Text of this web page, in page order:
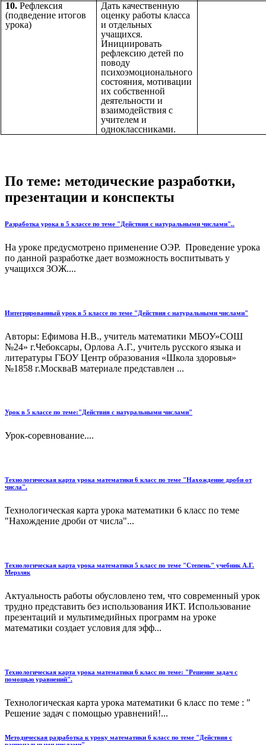
10. Рефлексия
(подведение итогов
урока)
Дать качественную
оценку работы класса
и отдельных
учащихся.
Инициировать
рефлексию детей по
поводу
психоэмоционального
состояния, мотивации
их собственной
деятельности и
взаимодействия с
учителем и
одноклассниками.
По теме: методические разработки,
презентации и конспекты
Разработка урока в 5 классе по теме "Действия с натуральными числами"..
На уроке предусмотрено применение ОЭР. Проведение урока
по данной разработке дает возможность воспитывать у
учащихся ЗОЖ....
Интегрированный урок в 5 классе по теме "Действия с натуральными числами"
Авторы: Ефимова Н.В., учитель математики МБОУ»СОШ
№24» г.Чебоксары, Орлова А.Г., учитель русского языка и
литературы ГБОУ Центр образования «Школа здоровья»
№1858 г.МоскваВ материале представлен ...
Урок в 5 классе по теме:"Действия с натуральными числами"
Урок-соревнование....
Технологическая карта урока математики 6 класс по теме "Нахождение дроби от
числа".
Технологическая карта урока математики 6 класс по теме
"Нахождение дроби от числа"...
Технологическая карта урока математики 5 класс по теме "Степень" учебник А.Г.
Мерзляк
Актуальность работы обусловлено тем, что современный урок
трудно представить без использования ИКТ. Использование
презентаций и мультимедийных программ на уроке
математики создает условия для эфф...
Технологическая карта урока математики 6 класс по теме: "Решение задач с
помощью уравнений".
Технологическая карта урока математики 6 класс по теме : "
Решение задач с помощью уравнений!...
Методическая разработка к уроку математики 6 класс по теме "Действия с